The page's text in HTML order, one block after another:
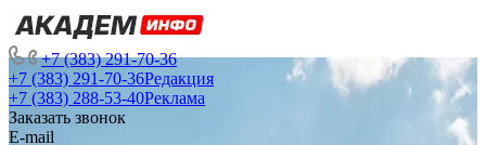
+7 (383) 291-70-36
+7 (383) 291-70-36Редакция
+7 (383) 288-53-40Реклама
Заказать звонок
E-mail